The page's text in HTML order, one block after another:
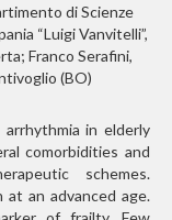
di Scienze
“Luigi Vanvitelli”,
Franco Serafini,
(BO)
in elderly
comorbidities and
schemes.
at an advanced age.